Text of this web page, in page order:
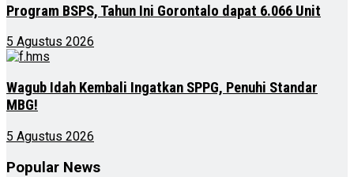
Program BSPS, Tahun Ini Gorontalo dapat 6.066 Unit
5 Agustus 2026
Wagub Idah Kembali Ingatkan SPPG, Penuhi Standar
MBG!
5 Agustus 2026
Popular News